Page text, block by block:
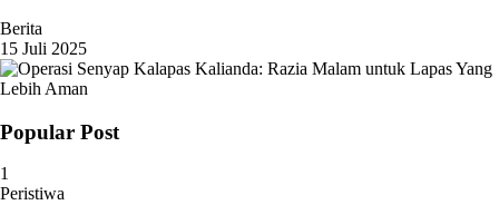
Berita
15 Juli 2025
Popular Post
1
Peristiwa